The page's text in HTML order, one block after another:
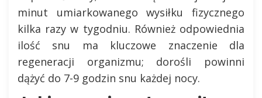
minut umiarkowanego wysiłku fizycznego
kilka razy w tygodniu. Również odpowiednia
ilość snu ma kluczowe znaczenie dla
regeneracji organizmu; dorośli powinni
dążyć do 7-9 godzin snu każdej nocy.